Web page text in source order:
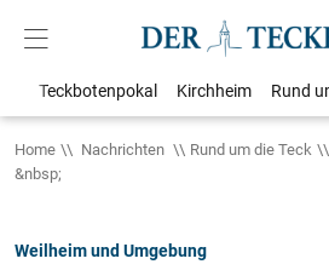
Teckbotenpokal Kirchheim Rund
Home Nachrichten Rund um die Teck
&nbsp;
Weilheim und Umgebung